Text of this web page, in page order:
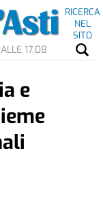
RICERCA
NEL
SITO
17.08
e